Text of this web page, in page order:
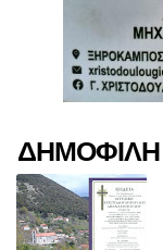
ΔΗΜΟΦΙΛΗ